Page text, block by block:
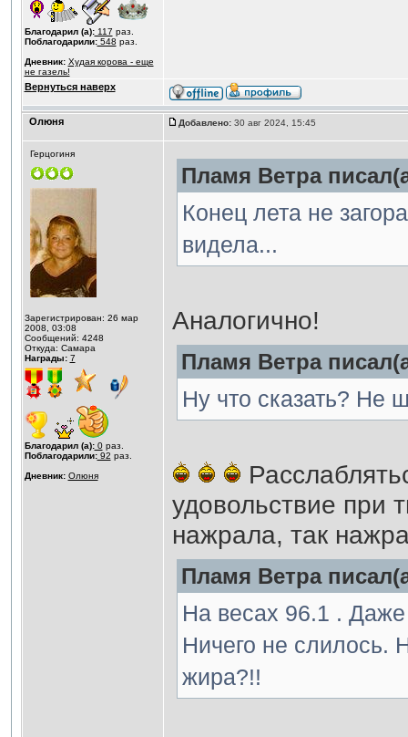
Благодарил (а):117 раз.
Поблагодарили:548 раз.
Дневник: Худая корова - еще
не газель!
Вернуться наверх
Олюня Добавлено:30 авг 2024, 15:45
Герцогиня
Зарегистрирован: 26 мар
2008, 03:08
Сообщений: 4248
Откуда: Самара
Награды: 7
Благодарил (а):0раз.
Поблагодарили:92 раз.
Дневник: Олюня
Пламя Ветра
Конец лета не
видела...
Аналогично!
Пламя Ветра
Ну что сказать? Не
удовольствие при
нажрала, так
Пламя Ветра
На весах 96.1 . Даже
Ничего не слилось.
жира?!!